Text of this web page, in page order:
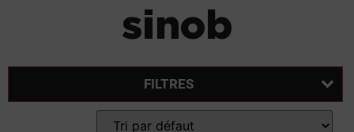
sinob
FILTRES